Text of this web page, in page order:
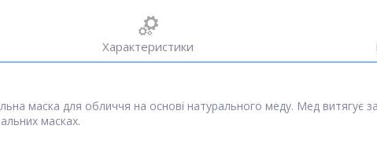
Характеристики
маска для обличчя на основі натурального меду. Мед витягує
масках.